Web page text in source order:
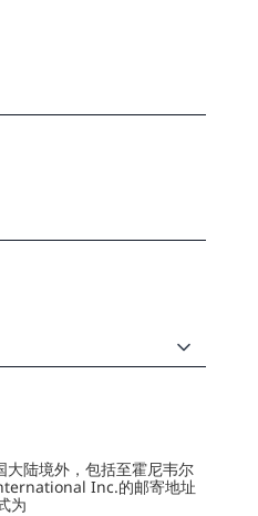
大陆境外，包括至霍尼韦尔
Inc.的邮寄地址
为